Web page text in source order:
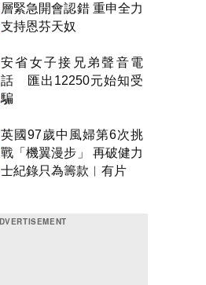
層緊急開會認錯 重申全力
支持恩芬天奴
安省女子接兄弟聲音電
話 匯出12250元始知受
騙
英國97歲中風婦第6次挑
戰「機翼漫步」 再破健力
士紀錄只為籌款︱有片